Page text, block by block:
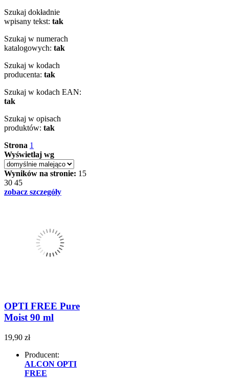
Szukaj dokładnie
wpisany tekst: tak
Szukaj w numerach
katalogowych: tak
Szukaj w kodach
producenta: tak
Szukaj w kodach EAN:
tak
Szukaj w opisach
produktów: tak
Strona 1
Wyświetlaj wg
Wyników na stronie: 15
30 45
zobacz szczegóły
OPTI FREE Pure
Moist 90 ml
19,90 zł
Producent:
ALCON OPTI
FREE